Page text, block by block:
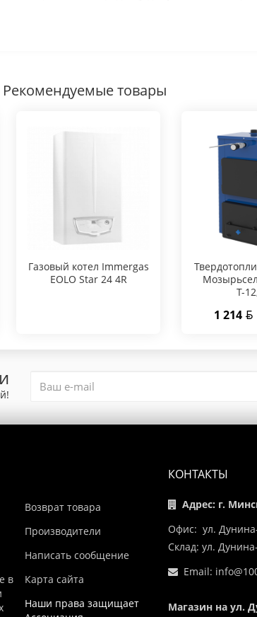
Рекомендуемые товары
Газовый котел Immergas
EOLO Star 24 4R
Т-
1 214
в
Возврат товара
Производители
Написать сообщение
Карта сайта
Наши права защищает
КОНТАКТЫ
Адрес: г.
Офис: ул.
Склад: ул.
Email:
Магазин на ул.